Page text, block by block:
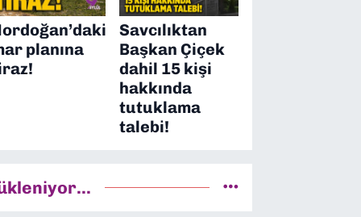
planına
Savcılıktan
Başkan Çiçek
dahil 15 kişi
hakkında
tutuklama
talebi!